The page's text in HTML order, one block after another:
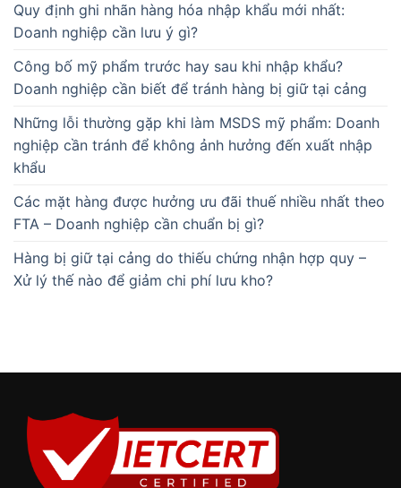
Quy định ghi nhãn hàng hóa nhập khẩu mới nhất:
Doanh nghiệp cần lưu ý gì?
Công bố mỹ phẩm trước hay sau khi nhập khẩu?
Doanh nghiệp cần biết để tránh hàng bị giữ tại cảng
Những lỗi thường gặp khi làm MSDS mỹ phẩm: Doanh
nghiệp cần tránh để không ảnh hưởng đến xuất nhập
khẩu
Các mặt hàng được hưởng ưu đãi thuế nhiều nhất theo
FTA – Doanh nghiệp cần chuẩn bị gì?
Hàng bị giữ tại cảng do thiếu chứng nhận hợp quy –
Xử lý thế nào để giảm chi phí lưu kho?